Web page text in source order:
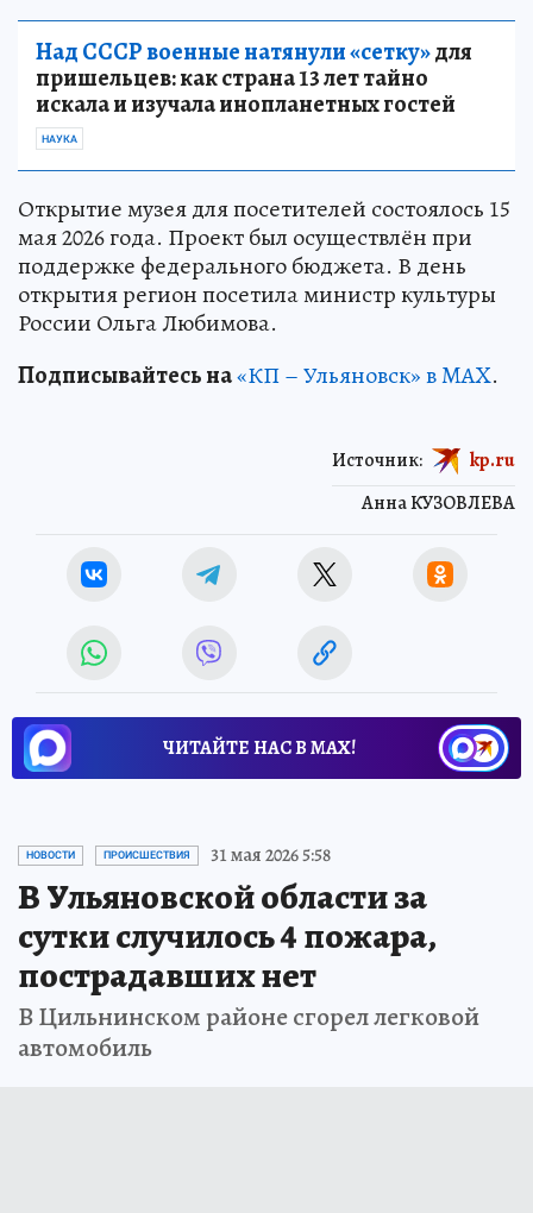
Над СССР военные натянули «сетку»для
пришельцев: как страна 13 лет тайно
искала и изучала инопланетных гостей
НАУКА
Открытие музея для посетителей состоялось 15
мая 2026 года. Проект был осуществлён при
поддержке федерального бюджета. В день
открытия регион посетила министр культуры
России Ольга Любимова.
Подписывайтесь на«КП – Ульяновск» в MAX.
Анна КУЗОВЛЕВА
Источник: kp.ru
ЧИТАЙТЕ НАС В МАХ!
НОВОСТИ ПРОИСШЕСТВИЯ 31 мая 2026 5:58
В Ульяновской области за
сутки случилось 4 пожара,
пострадавших нет
В Цильнинском районе сгорел легковой
автомобиль